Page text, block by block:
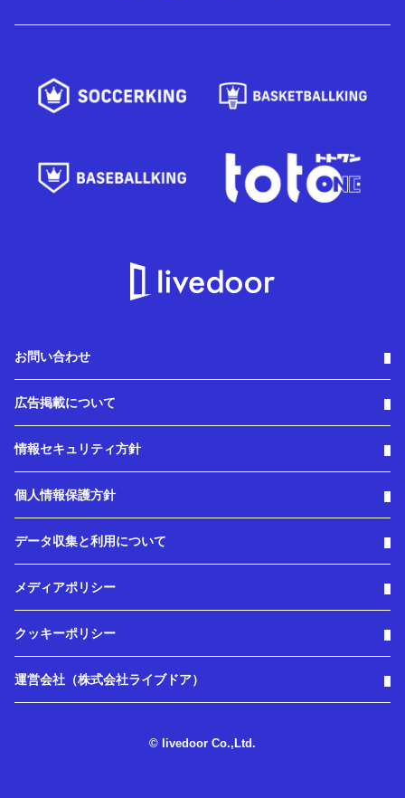
お問い合わせ
広告掲載について
情報セキュリティ方針
個人情報保護方針
データ収集と利用について
メディアポリシー
クッキーポリシー
運営会社（株式会社ライブドア）
© livedoor Co.,Ltd.